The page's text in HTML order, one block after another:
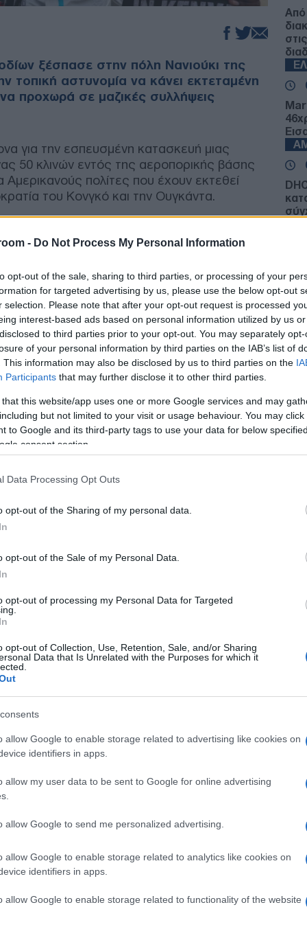
- Do Not Process My Personal Information
opt-out of the sale, sharing to third parties, or processing of your
for targeted advertising by us, please use the below opt-out
selection. Please note that after your opt-out request is processed
interest-based ads based on personal information utilized by us
to third parties prior to your opt-out. You may separately
of your personal information by third parties on the IAB’s list of
This information may also be disclosed by us to third parties on the
Participants that may further disclose it to other third parties.
that this website/app uses one or more Google services and may
but not limited to your visit or usage behaviour. You may
to Google and its third-party tags to use your data for below
consent section.
Data Processing Opt Outs
opt-out of the Sharing of my personal data.
opt-out of the Sale of my Personal Data.
opt-out of processing my Personal Data for Targeted
opt-out of Collection, Use, Retention, Sale, and/or Sharing
Data that Is Unrelated with the Purposes for which it
allow Google to enable storage related to advertising like cookies on
identifiers in apps.
allow my user data to be sent to Google for online advertising
allow Google to send me personalized advertising.
allow Google to enable storage related to analytics like cookies on
identifiers in apps.
allow Google to enable storage related to functionality of the website
ξέσπασε στην πόλη Νανιούκι της
τοπική αστυνομία να κάνει εκτεταμένη
προχωρά σε μαζικές συλλήψεις
για την εσπευσμένη κατασκευή μιας
50 κλινών εντός της αεροπορικής βάσης
Αμερικανούς πολίτες που έχουν εκτεθεί
του Κονγκό και την Ουγκάντα.
καθώς η Ουάσιγκτον συνεχίζει τις
των υποδημάτων της τη σχετική
της Κένυας.
ιδιαίτερα βαρύ, καθώς την περασμένη
ζωή τους κατά τη διάρκεια παρόμοιων
σε αυστηρό τόνο ότι δεν πρόκειται να
στο δικό της έδαφος, αλλάζοντας
στην επιδημία του 2014-2016. Σύμφωνα
βάση στη Νανιούκι θα φιλοξενεί
Αμερικανούς που έχουν έρθει σε επαφή με
θα μεταφέρονται αλλού για
Από
F-